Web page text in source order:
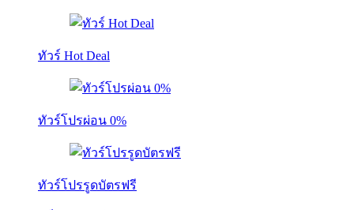
ทัวร์ Hot Deal
ทัวร์โปรผ่อน 0%
ทัวร์โปรรูดบัตรฟรี